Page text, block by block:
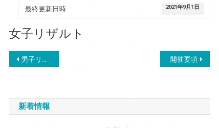
最終更新日時 2021年9月1日
女子リザルト
投
ナ
ビ
男子リザルト 開催要項
新着情報